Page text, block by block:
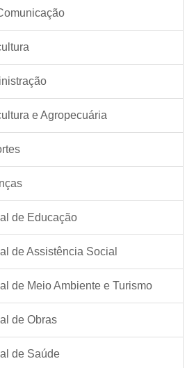
e Agropecuária
de Educação
de Assistência Social
de Meio Ambiente e Turismo
de Obras
de Saúde